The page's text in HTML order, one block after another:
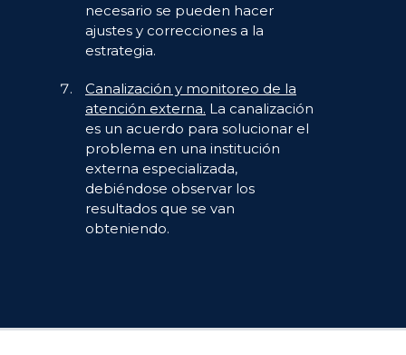
necesario se pueden hacer
ajustes y correcciones a la
estrategia.
Canalización y monitoreo de la
atención externa. La canalización
es un acuerdo para solucionar el
problema en una institución
externa especializada,
debiéndose observar los
resultados que se van
obteniendo.